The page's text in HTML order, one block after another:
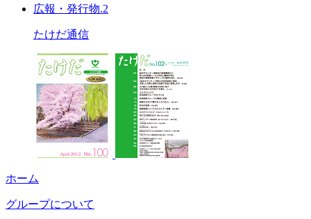
広報・発行物.2
たけだ通信
ホーム
グループについて